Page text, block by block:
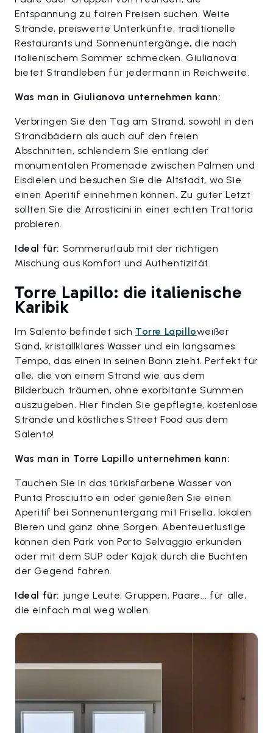
Entspannung zu fairen Preisen suchen. Weite
Strände, preiswerte Unterkünfte, traditionelle
Restaurants und Sonnenuntergänge, die nach
italienischem Sommer schmecken. Giulianova
bietet Strandleben für jedermann in Reichweite.
Was man in Giulianova unternehmen kann:
Verbringen Sie den Tag am Strand, sowohl in den
Strandbädern als auch auf den freien
Abschnitten, schlendern Sie entlang der
monumentalen Promenade zwischen Palmen und
Eisdielen und besuchen Sie die Altstadt, wo Sie
einen Aperitif einnehmen können. Zu guter Letzt
sollten Sie die Arrosticini in einer echten Trattoria
probieren.
Ideal für: Sommerurlaub mit der richtigen
Mischung aus Komfort und Authentizität.
Torre Lapillo: die italienische
Karibik
Im Salento befindet sich Torre Lapilloweißer
Sand, kristallklares Wasser und ein langsames
Tempo, das einen in seinen Bann zieht. Perfekt für
alle, die von einem Strand wie aus dem
Bilderbuch träumen, ohne exorbitante Summen
auszugeben. Hier finden Sie gepflegte, kostenlose
Strände und köstliches Street Food aus dem
Salento!
Was man in Torre Lapillo unternehmen kann:
Tauchen Sie in das türkisfarbene Wasser von
Punta Prosciutto ein oder genießen Sie einen
Aperitif bei Sonnenuntergang mit Frisella, lokalen
Bieren und ganz ohne Sorgen. Abenteuerlustige
können den Park von Porto Selvaggio erkunden
oder mit dem SUP oder Kajak durch die Buchten
der Gegend fahren.
Ideal für: junge Leute, Gruppen, Paare... für alle,
die einfach mal weg wollen.